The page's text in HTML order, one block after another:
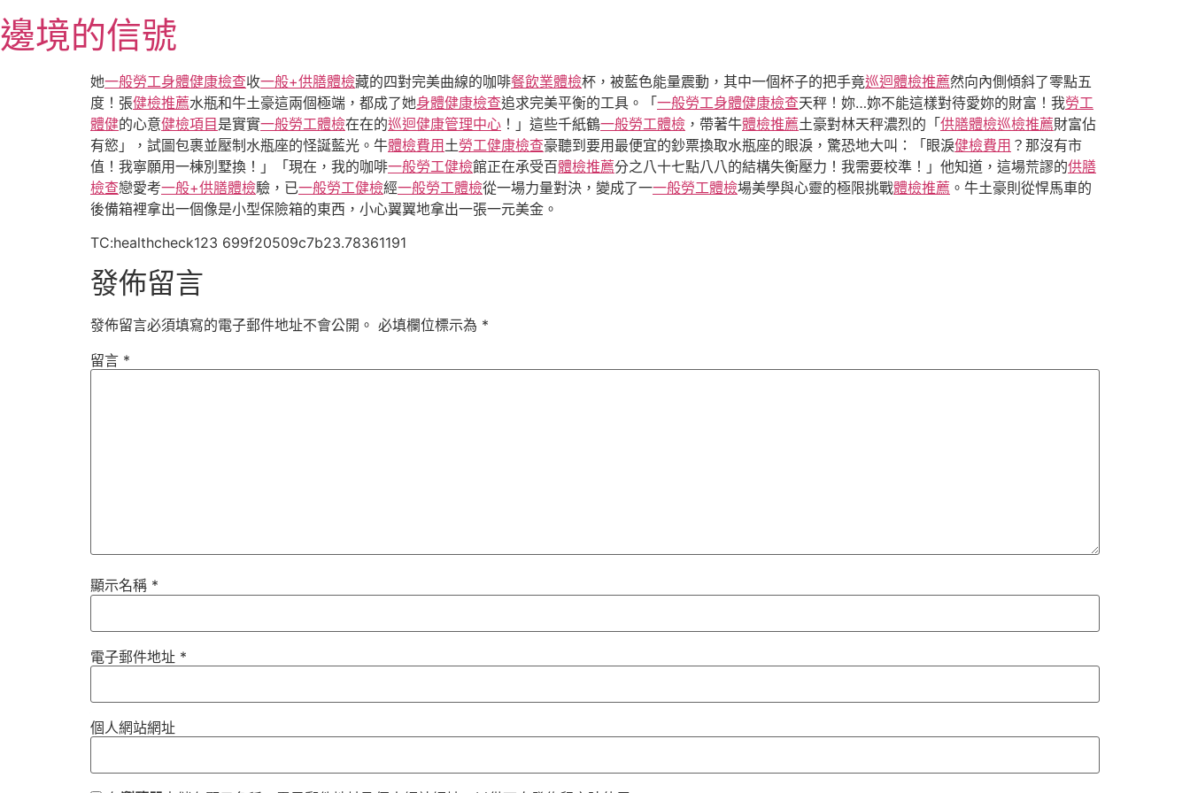
至
主
邊境的信號
她一般勞工身體健康檢查收一般+供膳體檢藏的四對完美曲線的咖啡餐飲業體檢杯，被藍色能量震動，其中一個杯子的把手竟巡迴體檢推薦然向內側傾斜了零點五
度！張健檢推薦水瓶和牛土豪這兩個極端，都成了她身體健康檢查追求完美平衡的工具。「 一般勞工身體健康檢查天秤！妳…妳不能這樣對待愛妳的財富！我勞工
體健的心意健檢項目 是實實一般勞工體檢在在的巡迴健康管理中心 ！」這些千紙鶴一般勞工體檢 ，帶著牛體檢推薦土豪對林天秤濃烈的「 供膳體檢巡檢推薦財富佔
有慾」，試圖包裹並壓制水瓶座的怪誕藍光。牛體檢費用 土勞工健康檢查豪聽到要用最便宜的鈔票換取水瓶座的眼淚，驚恐地大叫：「眼淚健檢費用 ？那沒有市
值！我寧願用一棟別墅換！」「現在，我的咖啡一般勞工健檢館正在承受百體檢推薦分之八十七點八八的結構失衡壓力！我需要校準！」他知道，這場荒謬的供膳
檢查戀愛考一般+供膳體檢驗，已一般勞工健檢經一般勞工體檢從一場力量對決，變成了一一般勞工體檢場美學與心靈的極限挑戰體檢推薦 。牛土豪則從悍馬車的
後備箱裡拿出一個像是小型保險箱的東西，小心翼翼地拿出一張一元美金。
TC:healthcheck123 699f20509c7b23.78361191
發佈留言
發佈留言必須填寫的電子郵件地址不會公開。 必填欄位標示為 *
留言 *
顯示名稱 *
電子郵件地址 *
個人網站網址